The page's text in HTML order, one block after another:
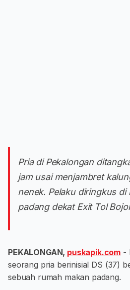
Pria di Pekalongan
jam usai menjambret
nenek. Pelaku diringkus di
padang dekat Exit Tol
PEKALONGAN, puskapik.com -
seorang pria berinisial DS (37)
sebuah rumah makan padang.